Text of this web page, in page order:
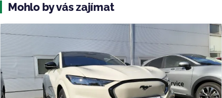
Mohlo by vás zajímat